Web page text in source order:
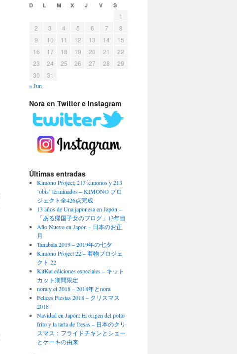
D L M X J V S
1
2
3 4 5 6 7
8
9
10 11 12 13 14
15
16
17 18 19 20 21
22
23
24 25 26 27 28
29
30
31
« Jun
Nora en Twitter e Instagram
Últimas entradas
Kimono Project; 213 kimonos y 213
‘obis’ terminados – KIMONO プロ
ジェクト全426点完成
13 años de Una japonesa en Japón –
「ある帰国子女のブログ」13年目
Año Nuevo en Japón – 日本のお正
月
Tanabata 2019 – 2019年の七夕
Kimono Project 22 – 着物プロジェ
クト 22
KitKat ediciones especiales – キット
カット期間限定
nora y el 2018 – 2018年とnora
Felices Fiestas 2018 – クリスマス
2018
Navidad en Japón: El origen del pollo
frito y la tarta de fresas – 日本のクリ
スマス：フライドチキンとショー
とケーキの由来